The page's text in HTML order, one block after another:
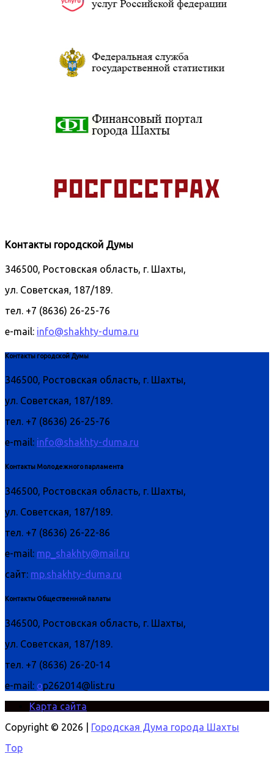
Контакты городской Думы
346500, Ростовская область, г. Шахты,
ул. Советская, 187/189.
тел. +7 (8636) 26-25-76
e-mail: info@shakhty-duma.ru
Контакты городской Думы
346500, Ростовская область, г. Шахты,
ул. Советская, 187/189.
тел. +7 (8636) 26-25-76
e-mail: info@shakhty-duma.ru
Контакты Молодежного парламента
346500, Ростовская область, г. Шахты,
ул. Советская, 187/189.
тел. +7 (8636) 26-22-86
e-mail: mp_shakhty@mail.ru
сайт: mp.shakhty-duma.ru
Контакты Общественной палаты
346500, Ростовская область, г. Шахты,
ул. Советская, 187/189.
тел. +7 (8636) 26-20-14
e-mail: op262014@list.ru
Карта сайта
Copyright © 2026 |
Городская Дума города Шахты
Top